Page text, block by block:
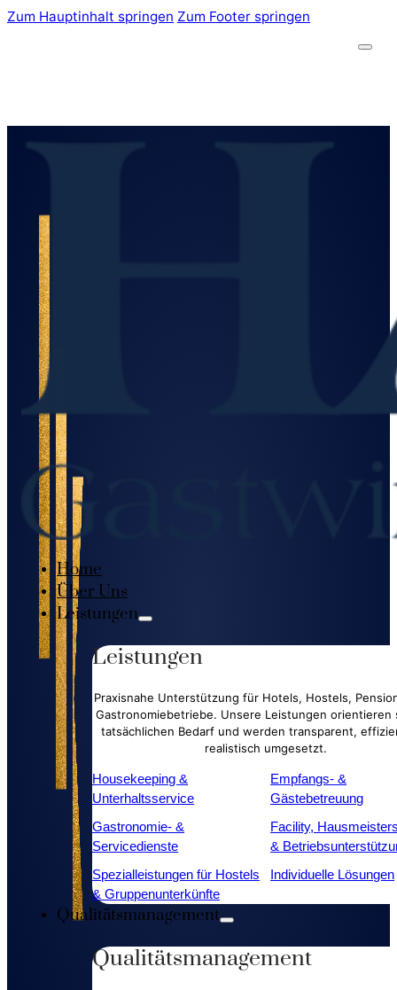
Zum Hauptinhalt springen Zum Footer springen
Home
Über Uns
Leistungen
Leistungen
Praxisnahe Unterstützung für Hotels, Hostels,
Gastronomiebetriebe. Unsere Leistungen orientieren
tatsächlichen Bedarf und werden transparent,
realistisch umgesetzt.
Housekeeping &
Unterhaltsservice
Empfangs- &
Gästebetreuung
Gastronomie- &
Servicedienste
Facility,
&
Spezialleistungen für Hostels
& Gruppenunterkünfte
Individuelle Lösungen
Qualitätsmanagement
Qualitätsmanagement
Gastronomie-